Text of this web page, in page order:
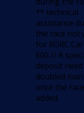
** technical
assistance
the race not
for RORC
600 // A
deposit
doubled
once the
added.